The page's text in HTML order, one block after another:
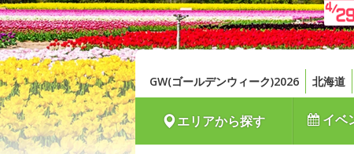
GW(ゴールデンウィーク)2026 北海道
エリアから探す イベ